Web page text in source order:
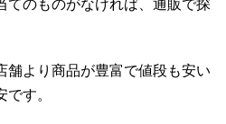
てのものがなければ、通販で探
舗より商品が豊富で値段も安い
す。